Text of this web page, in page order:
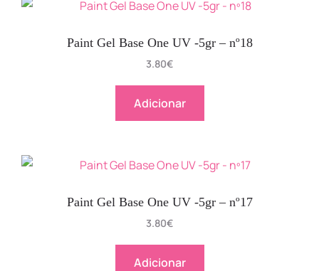
Paint Gel Base One UV -5gr – nº18
3.80€
Adicionar
Paint Gel Base One UV -5gr – nº17
3.80€
Adicionar